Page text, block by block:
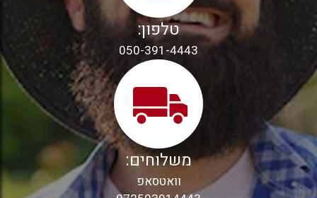
טלפון:
050-391-4443
משלוחים:
וואטסאפ